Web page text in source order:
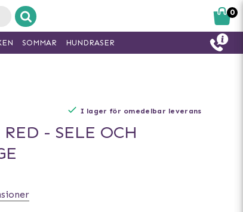
I lager för omedelbar leverans
- SELE OCH
0
SOMMAR HUNDRASER